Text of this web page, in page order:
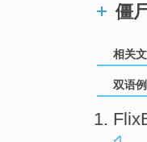
僵
相关
双语